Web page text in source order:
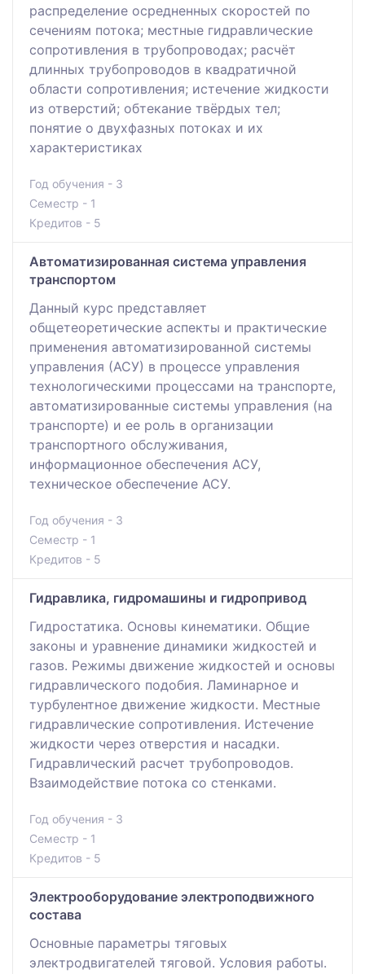
распределение осредненных скоростей по
сечениям потока; местные гидравлические
сопротивления в трубопроводах; расчёт
длинных трубопроводов в квадратичной
области сопротивления; истечение жидкости
из отверстий; обтекание твёрдых тел;
понятие о двухфазных потоках и их
характеристиках
Год обучения - 3
Семестр - 1
Кредитов - 5
Автоматизированная система управления
транспортом
Данный курс представляет
общетеоретические аспекты и практические
применения автоматизированной системы
управления (АСУ) в процессе управления
технологическими процессами на транспорте,
автоматизированные системы управления (на
транспорте) и ее роль в организации
транспортного обслуживания,
информационное обеспечения АСУ,
техническое обеспечение АСУ.
Год обучения - 3
Семестр - 1
Кредитов - 5
Гидравлика, гидромашины и гидропривод
Гидростатика. Основы кинематики. Общие
законы и уравнение динамики жидкостей и
газов. Режимы движение жидкостей и основы
гидравлического подобия. Ламинарное и
турбулентное движение жидкости. Местные
гидравлические сопротивления. Истечение
жидкости через отверстия и насадки.
Гидравлический расчет трубопроводов.
Взаимодействие потока со стенками.
Год обучения - 3
Семестр - 1
Кредитов - 5
Электрооборудование электроподвижного
состава
Основные параметры тяговых
электродвигателей тяговой. Условия работы.